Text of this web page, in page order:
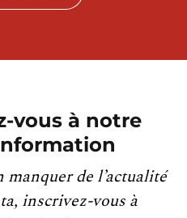
vous à notre
de l’actualité
inscrivez-vous à